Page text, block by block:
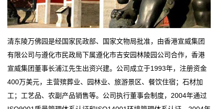
清东陵万佛园是经国家民政部、国家文物局批准，由香港宣威集团
有限公司与遵化市民政局下属遵化市吉安园林陵园公司合作，香港
宣威集团董事长浦江先生出资兴建。公司成立于1993年，注册资金
400万美元，主营殡葬业、园林业、旅游景区、餐饮住宿；石材加
工；工艺品、农副产品销售等。公司执行董事会制度，2004年通过